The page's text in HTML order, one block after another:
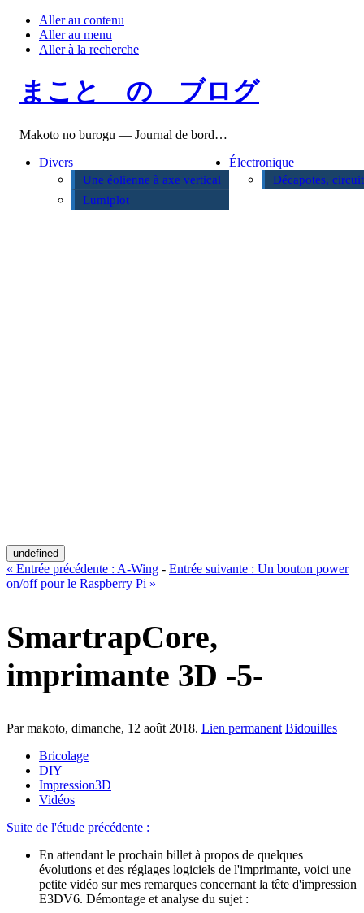
Aller au contenu
Aller au menu
Aller à la recherche
まこと の ブログ
Makoto no burogu — Journal de bord…
Divers
Une éolienne à axe vertical
Lumiplot
Électronique
Décapotes,
undefined
« Entrée précédente : A-Wing - Entrée suivante : Un bouton power
on/off pour le Raspberry Pi »
SmartrapCore,
imprimante 3D -5-
Par makoto, dimanche, 12 août 2018. Lien permanent Bidouilles
Bricolage
DIY
Impression3D
Vidéos
Suite de l'étude précédente :
En attendant le prochain billet à propos de quelques
évolutions et des réglages logiciels de l'imprimante, voici une
petite vidéo sur mes remarques concernant la tête d'impression
E3DV6. Démontage et analyse du sujet :